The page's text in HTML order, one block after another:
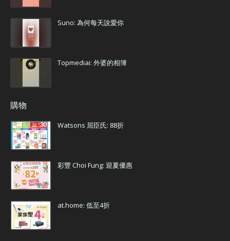
Suno: 為何每天說愛你
Topmediai: 外婆的相簿
購物
Watsons 屈臣氏: 88折
彩豐 Choi Fung: 迎夏優惠
at.home: 低至4折